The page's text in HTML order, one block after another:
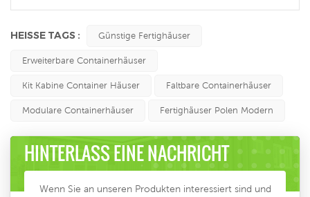
HEISSE TAGS : Günstige Fertighäuser
Erweiterbare Containerhäuser
Kit Kabine Container Häuser Faltbare Containerhäuser
Modulare Containerhäuser Fertighäuser Polen Modern
HINTERLASS EINE NACHRICHT
Wenn Sie an unseren Produkten interessiert sind und